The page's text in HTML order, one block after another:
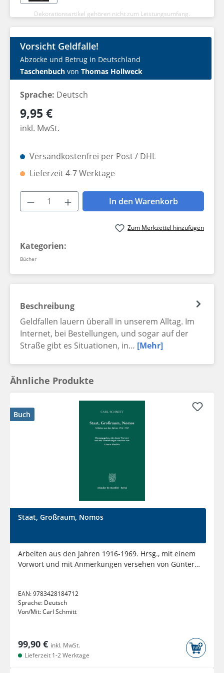
Dekorationsartikel gehören nicht zum Leistungsumfang.
Vorsicht Geldfalle!
Abzocke und Betrug in Deutschland
Taschenbuch von Thomas Hollweck
Sprache: Deutsch
Regulärer Preis:
9,95 €
inkl. MwSt.
Versandkostenfrei per Post / DHL
Lieferzeit 4-7 Werktage
Produkt Anzahl: Gib den
In den Warenkorb
Zum Merkzettel hinzufügen
Kategorien:
Bücher
Beschreibung
Geldfallen lauern überall in unserem Alltag. Im
Internet, bei Bestellungen, und sogar auf der
Straße gibt es Situationen, in… [Mehr]
Ähnliche Produkte
Buch
Staat, Großraum, Nomos
Arbeiten aus den Jahren 1916-1969. Hrsg., mit einem
Vorwort und mit Anmerkungen versehen von Günter
EAN:9783428184712
Sprache: Deutsch
Von/Mit:Carl Schmitt
99,90 € inkl. MwSt.
Lieferzeit 1-2 Werktage